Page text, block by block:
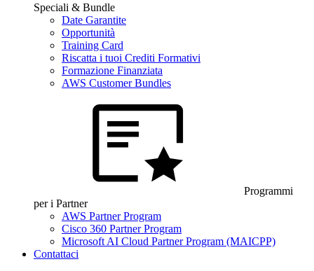
Speciali & Bundle
Date Garantite
Opportunità
Training Card
Riscatta i tuoi Crediti Formativi
Formazione Finanziata
AWS Customer Bundles
Programmi
per i Partner
AWS Partner Program
Cisco 360 Partner Program
Microsoft AI Cloud Partner Program (MAICPP)
Contattaci